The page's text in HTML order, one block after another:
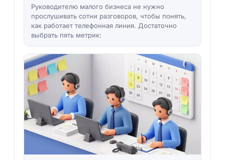
Руководителю малого бизнеса не нужно
прослушивать сотни разговоров, чтобы понять,
как работает телефонная линия. Достаточно
выбрать пять метрик: